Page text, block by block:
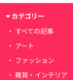
カテゴリー
すべての記事
アート
ファッション
雑貨・インテリア